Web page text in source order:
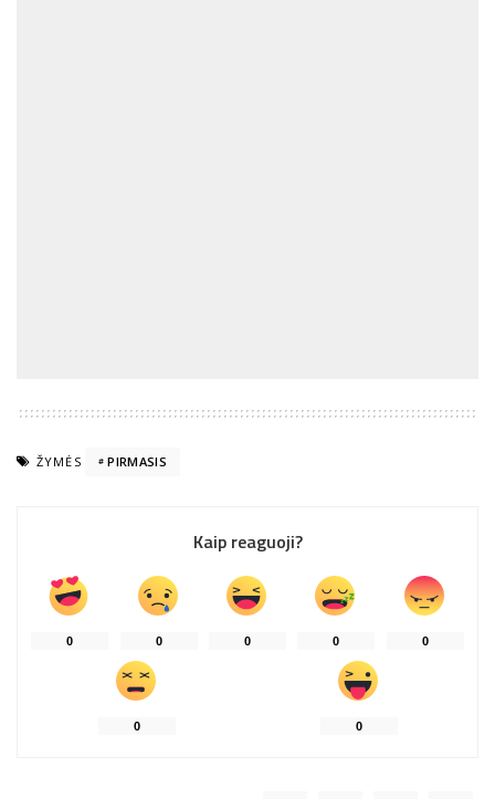
ŽYMĖS PIRMASIS
Kaip reaguoji?
0 0 0 0 0
0 0